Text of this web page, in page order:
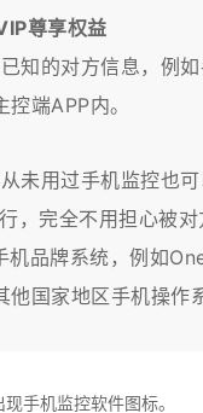
尊享权益
知的对方信息，例
端APP内。
未用过手机监控也
，完全不用担心被
品牌系统，例如
国家地区手机操作
手机监控软件图标。